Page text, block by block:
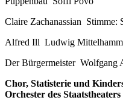
Claire Zachanassian Stimme:
Alfred Ill Ludwig
Der Bürgermeister Wolfgang
Chor, Statisterie und
Orchester des